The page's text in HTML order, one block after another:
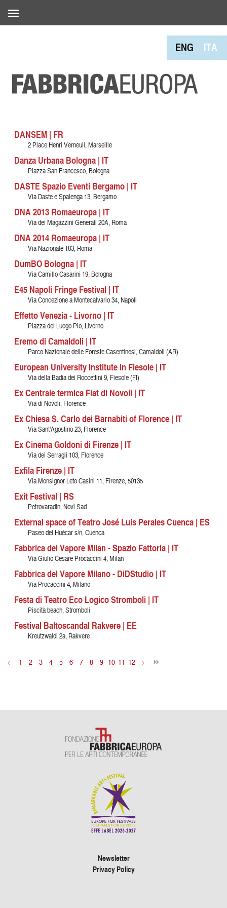
ENG ITA
DANSEM | FR
2 Place Henri Verneuil, Marseille
Danza Urbana Bologna | IT
Piazza San Francesco, Bologna
DASTE Spazio Eventi Bergamo | IT
Via Daste e Spalenga 13, Bergamo
DNA 2013 Romaeuropa | IT
Via dei Magazzini Generali 20A, Roma
DNA 2014 Romaeuropa | IT
Via Nazionale 183, Roma
DumBO Bologna | IT
Via Camillo Casarini 19, Bologna
E45 Napoli Fringe Festival | IT
Via Concezione a Montecalvario 34, Napoli
Effetto Venezia - Livorno | IT
Piazza del Luogo Pio, Livorno
Eremo di Camaldoli | IT
Parco Nazionale delle Foreste Casentinesi, Camaldoli (AR)
European University Institute in Fiesole | IT
Via della Badia dei Roccettini 9, Fiesole (FI)
Ex Centrale termica Fiat di Novoli | IT
Via di Novoli, Florence
Ex Chiesa S. Carlo dei Barnabiti of Florence | IT
Via Sant'Agostino 23, Florence
Ex Cinema Goldoni di Firenze | IT
Via dei Serragli 103, Florence
Exfila Firenze | IT
Via Monsignor Leto Casini 11, Firenze, 50135
Exit Festival | RS
Petrovaradin, Novi Sad
External space of Teatro José Luis Perales Cuenca | ES
Paseo del Huécar s/n, Cuenca
Fabbrica del Vapore Milan - Spazio Fattoria | IT
Via Giulio Cesare Procaccini 4, Milan
Fabbrica del Vapore Milano - DiDStudio | IT
Via Procaccini 4, Milano
Festa di Teatro Eco Logico Stromboli | IT
Piscità beach, Stromboli
Festival Baltoscandal Rakvere | EE
Kreutzwaldi 2a, Rakvere
< 1 2 3 4 5 6 7 8 9 10 11 12 >
Newsletter
Privacy Policy